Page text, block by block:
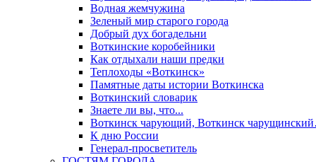
Водная жемчужина
Зеленый мир старого города
Добрый дух богадельни
Воткинские коробейники
Как отдыхали наши предки
Теплоходы «Воткинск»
Памятные даты истории Воткинска
Воткинский словарик
Знаете ли вы, что...
Воткинск чарующий, Воткинск
К дню России
Генерал-просветитель